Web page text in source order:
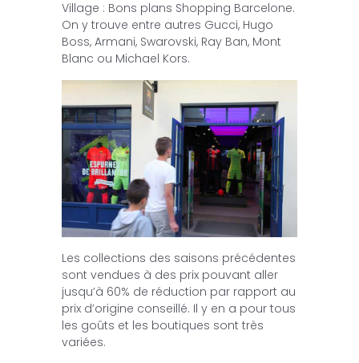
Village : Bons plans Shopping Barcelone.
On y trouve entre autres Gucci, Hugo
Boss, Armani, Swarovski, Ray Ban, Mont
Blanc ou Michael Kors.
Les collections des saisons précédentes
sont vendues à des prix pouvant aller
jusqu’à 60% de réduction par rapport au
prix d’origine conseillé. Il y en a pour tous
les goûts et les boutiques sont très
variées.